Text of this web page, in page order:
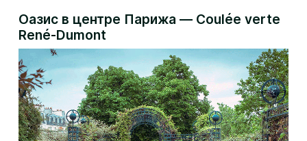
Оазис в центре Парижа — Coulée verte
René-Dumont